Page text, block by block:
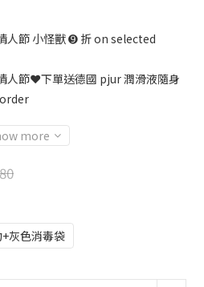
人節 小怪獸 ➒ 折 on selected
人節❤️下單送德國 pjur 潤滑液隨身
more
灰色消毒袋